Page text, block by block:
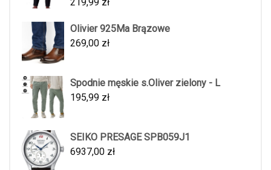
Olivier 925Ma Brązowe
269,00 zł
Spodnie męskie s.Oliver zielony - L
195,99 zł
SEIKO PRESAGE SPB059J1
6937,00 zł